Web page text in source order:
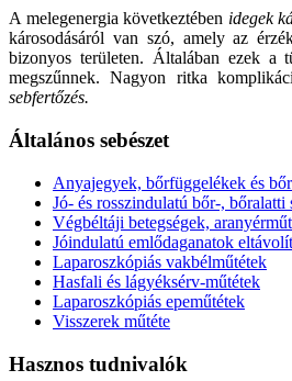
A melegenergia következtében idegek
károsodásáról van szó, amely az
bizonyos területen. Általában ezek a
megszűnnek. Nagyon ritka
sebfertőzés.
Általános sebészet
Anyajegyek, bőrfüggelékek és
Jó- és rosszindulatú bőr-,
Végbéltáji betegségek,
Jóindulatú emlődaganatok
Laparoszkópiás vakbélműtétek
Hasfali és lágyéksérv-műtétek
Laparoszkópiás epeműtétek
Visszerek műtéte
Hasznos tudnivalók